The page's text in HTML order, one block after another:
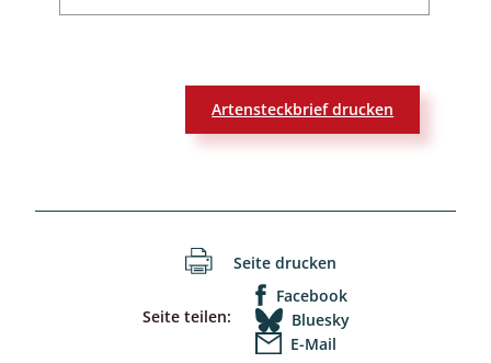
Artensteckbrief drucken
Seite drucken
Seite teilen:
Facebook
Bluesky
E-Mail